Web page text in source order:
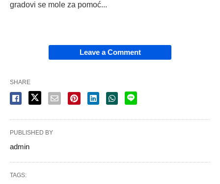
gradovi se mole za pomoć...
Leave a Comment
SHARE
PUBLISHED BY
admin
TAGS: